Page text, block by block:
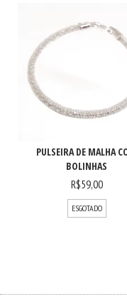
PULSEIRA DE MALHA
BOLINHAS
R$59,00
ESGOTADO